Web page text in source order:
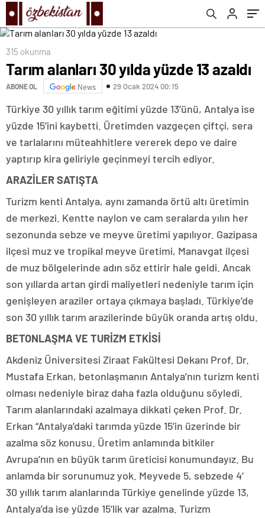
315 okunma
Tarım alanları 30 yılda yüzde 13 azaldı
ABONE OL News 29 Ocak 2024 00:15
Türkiye 30 yıllık tarım eğitimi yüzde 13’ünü, Antalya ise
yüzde 15’ini kaybetti. Üretimden vazgeçen çiftçi, sera
ve tarlalarını müteahhitlere vererek depo ve daire
yaptırıp kira geliriyle geçinmeyi tercih ediyor.
ARAZİLER SATIŞTA
Turizm kenti Antalya, aynı zamanda örtü altı üretimin
de merkezi. Kentte naylon ve cam seralarda yılın her
sezonunda sebze ve meyve üretimi yapılıyor. Gazipasa
ilçesi muz ve tropikal meyve üretimi, Manavgat ilçesi
de muz bölgelerinde adın söz ettirir hale geldi. Ancak
son yıllarda artan girdi maliyetleri nedeniyle tarım için
genişleyen araziler ortaya çıkmaya başladı. Türkiye’de
son 30 yıllık tarım arazilerinde büyük oranda artış oldu.
BETONLAŞMA VE TURİZM ETKİSİ
Akdeniz Üniversitesi Ziraat Fakültesi Dekanı Prof. Dr.
Mustafa Erkan, betonlaşmanın Antalya’nın turizm kenti
olması nedeniyle biraz daha fazla olduğunu söyledi.
Tarım alanlarındaki azalmaya dikkati çeken Prof. Dr.
Erkan “Antalya’daki tarımda yüzde 15’in üzerinde bir
azalma söz konusu. Üretim anlamında bitkiler
Avrupa’nın en büyük tarım üreticisi konumundayız. Bu
anlamda bir sorunumuz yok. Meyvede 5, sebzede 4′
30 yıllık tarım alanlarında Türkiye genelinde yüzde 13,
Antalya’da ise yüzde 15’lik var azalma. Turizm